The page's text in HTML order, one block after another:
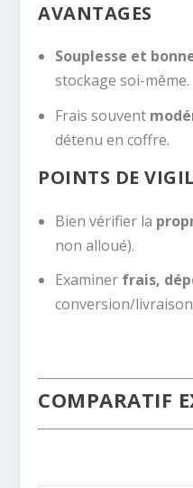
AVANTAGES
Souplesse et
stockage soi-même.
Frais souvent
détenu en coffre.
POINTS DE
Bien vérifier la
non alloué).
Examiner frais,
conversion/
COMPARATIF